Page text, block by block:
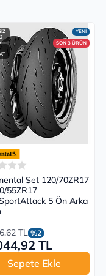
YENİ
SON 3 ÜRÜN
Set 120/70ZR17
55ZR17
5 Ön Arka
TL %2
TL
Sepete Ekle